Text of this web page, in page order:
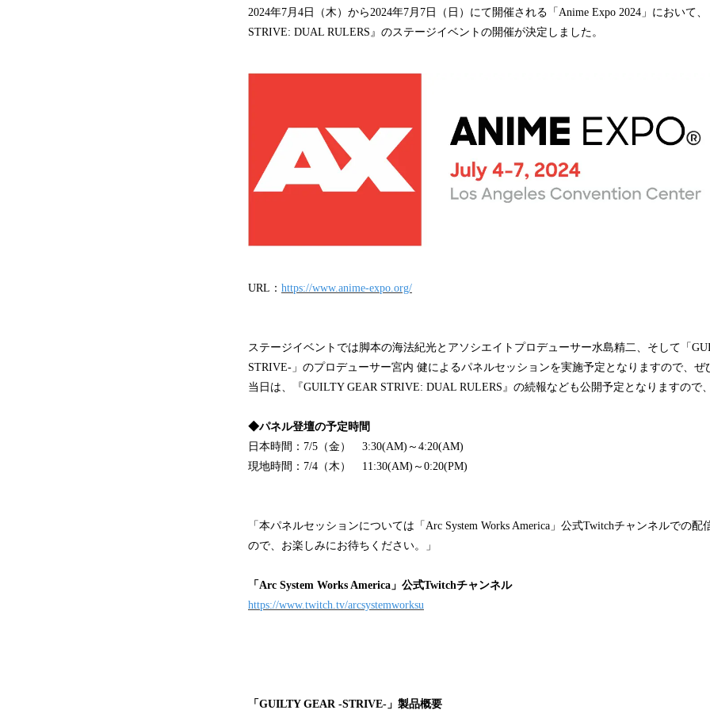
2024年7月4日（木）から2024年7月7日（日）にて開催される「Anime Expo 2024」において
STRIVE: DUAL RULERS』のステージイベントの開催が決定しました。
URL： https://www.anime-expo.org/
ステージイベントでは脚本の海法紀光とアソシエイトプロデューサー水島精二、そして「
STRIVE-」のプロデューサー宮内 健によるパネルセッションを実施予定となりますので、ぜ
当日は、『GUILTY GEAR STRIVE: DUAL RULERS』の続報なども公開予定となりますので
◆パネル登壇の予定時間
日本時間：7/5（金） 3:30(AM)～4:20(AM)
現地時間：7/4（木） 11:30(AM)～0:20(PM)
「本パネルセッションについては「Arc System Works America」公式Twitchチャンネルでの配
ので、お楽しみにお待ちください。」
「Arc System Works America」公式Twitchチャンネル
https://www.twitch.tv/arcsystemworksu
「GUILTY GEAR -STRIVE-」製品概要